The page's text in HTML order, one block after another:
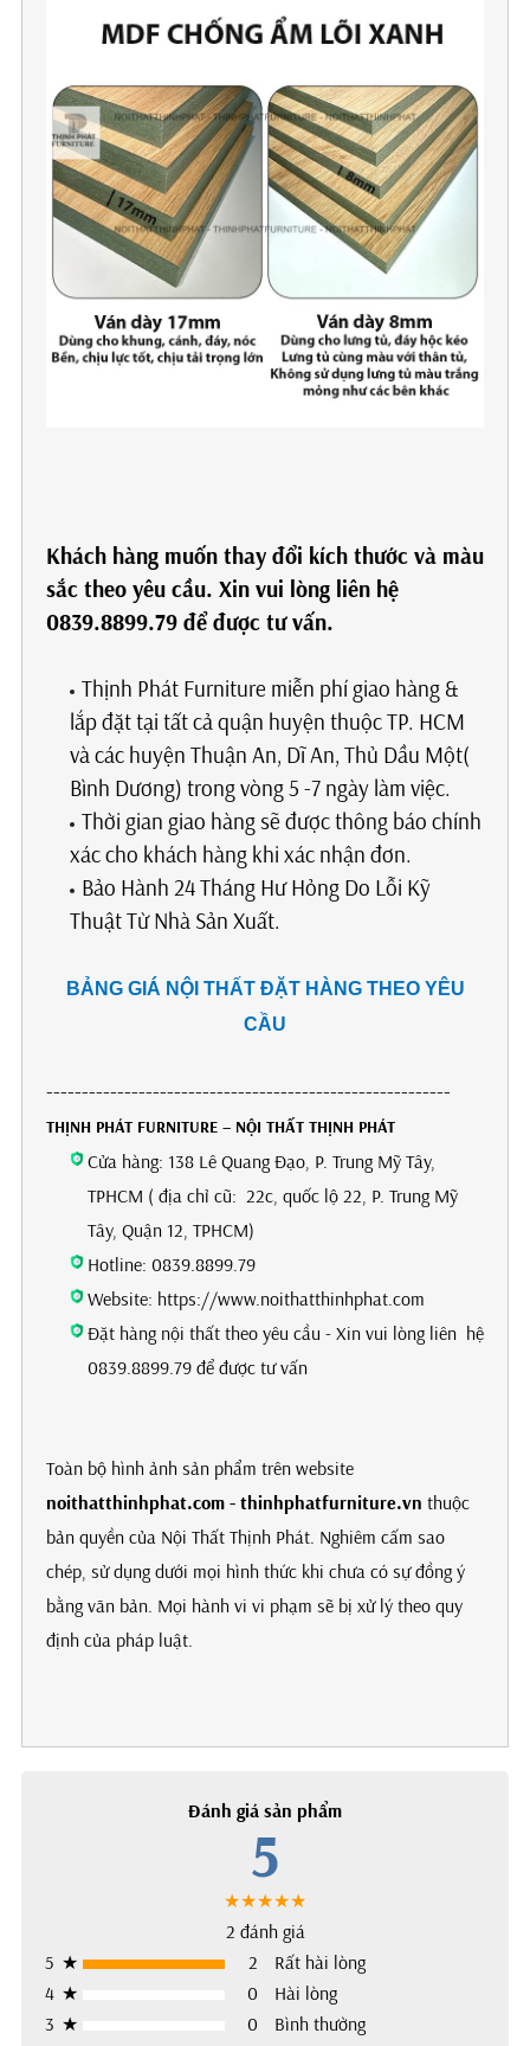
Khách hàng muốn thay đổi kích thước và màu
sắc theo yêu cầu. Xin vui lòng liên hệ
0839.8899.79 để được tư vấn.
Thịnh Phát Furniture miễn phí giao hàng &
lắp đặt tại tất cả quận huyện thuộc TP. HCM
và các huyện Thuận An, Dĩ An, Thủ Dầu Một(
Bình Dương) trong vòng 5 -7 ngày làm việc.
Thời gian giao hàng sẽ được thông báo chính
xác cho khách hàng khi xác nhận đơn.
Bảo Hành 24 Tháng Hư Hỏng Do Lỗi Kỹ
Thuật Từ Nhà Sản Xuất.
BẢNG GIÁ NỘI THẤT ĐẶT HÀNG THEO YÊU
CẦU
---------------------------------------------------------
THỊNH PHÁT FURNITURE – NỘI THẤT THỊNH PHÁT
Cửa hàng: 138 Lê Quang Đạo, P. Trung Mỹ Tây,
TPHCM ( địa chỉ cũ: 22c, quốc lộ 22, P. Trung Mỹ
Tây, Quận 12, TPHCM)
Hotline: 0839.8899.79
Website: https://www.noithatthinhphat.com
Đặt hàng nội thất theo yêu cầu - Xin vui lòng liên hệ
0839.8899.79 để được tư vấn
Toàn bộ hình ảnh sản phẩm trên website
noithatthinhphat.com - thinhphatfurniture.vn thuộc
bản quyền của Nội Thất Thịnh Phát. Nghiêm cấm sao
chép, sử dụng dưới mọi hình thức khi chưa có sự đồng ý
bằng văn bản. Mọi hành vi vi phạm sẽ bị xử lý theo quy
định của pháp luật.
Đánh giá sản phẩm
5
★★★★★
2 đánh giá
5 ★ 2
Rất hài lòng
4 ★ 0
Hài lòng
3 ★ 0
Bình thường